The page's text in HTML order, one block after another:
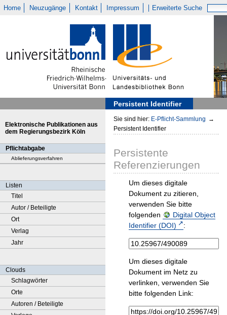
Home Neuzugänge Kontakt Impressum Erweiterte Suche
Persistent Identifier
Elektronische Publikationen aus
dem Regierungsbezirk Köln
Pflichtabgabe
Ablieferungsverfahren
Listen
Titel
Autor / Beteiligte
Ort
Verlag
Jahr
Clouds
Schlagwörter
Orte
Autoren / Beteiligte
Sie sind hier: E-Pflicht-Sammlung →
Persistent Identifier
Persistente
Referenzierungen
Um dieses digitale
Dokument zu zitieren,
verwenden Sie bitte
folgenden
Digital Object
Identifier (DOI)
:
Um dieses digitale
Dokument im Netz zu
verlinken, verwenden Sie
bitte folgenden Link: